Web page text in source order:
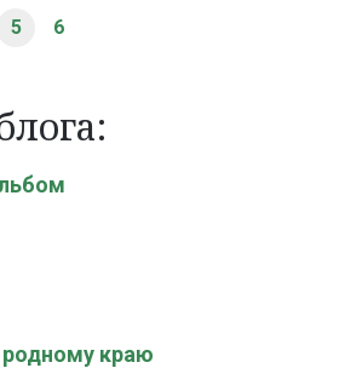
5 6
краю